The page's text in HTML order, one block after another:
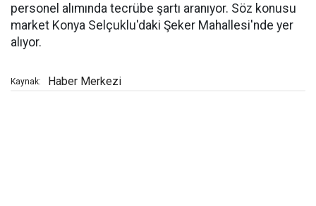
personel alımında tecrübe şartı aranıyor. Söz konusu
market Konya Selçuklu'daki Şeker Mahallesi'nde yer
alıyor.
Kaynak: Haber Merkezi